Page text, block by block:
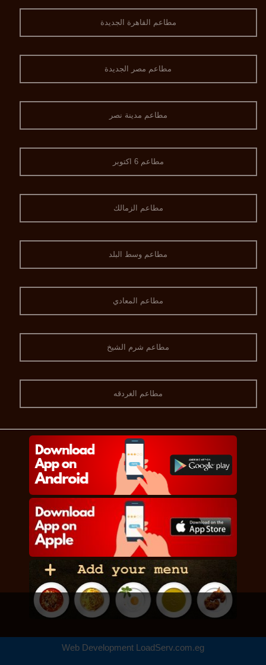
مطاعم القاهرة الجديدة
مطاعم مصر الجديدة
مطاعم مدينة نصر
مطاعم 6 اكتوبر
مطاعم الزمالك
مطاعم وسط البلد
مطاعم المعادي
مطاعم شرم الشيخ
مطاعم الغردقه
Web Development LoadServ.com.eg